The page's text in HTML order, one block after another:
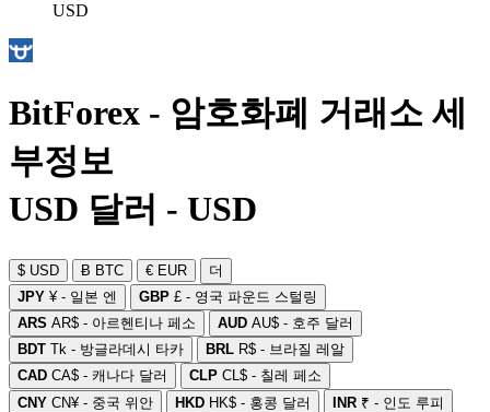
USD
BitForex - 암호화폐 거래소 세
부정보
USD 달러 - USD
$ USD Ƀ BTC € EUR
더
JPY ¥ - 일본 엔 GBP £ - 영국 파운드 스털링
ARS AR$ - 아르헨티나 페소 AUD AU$ - 호주 달러
BDT Tk - 방글라데시 타카 BRL R$ - 브라질 레알
CAD CA$ - 캐나다 달러 CLP CL$ - 칠레 페소
CNY CN¥ - 중국 위안 HKD HK$ - 홍콩 달러 INR ₹ - 인도 루피